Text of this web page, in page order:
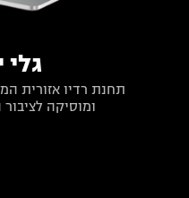
תחנת רדיו אזורית
ומוסיקה לציבור